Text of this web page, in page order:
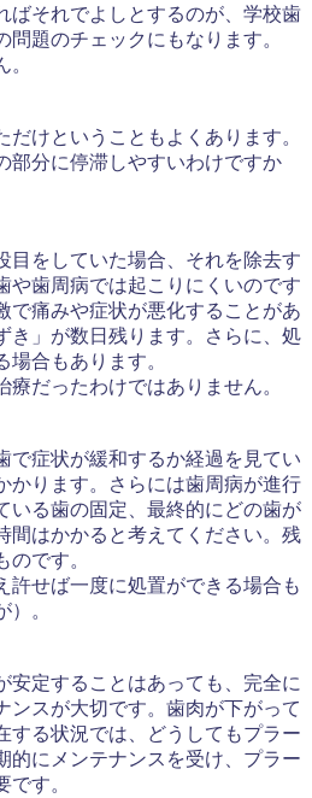
ばそれでよしとするのが、学校歯
題のチェックにもなります。
けということもよくあります。
部分に停滞しやすいわけですか
をしていた場合、それを除去す
や歯周病では起こりにくいのです
で痛みや症状が悪化することがあ
き」が数日残ります。さらに、処
合もあります。
だったわけではありません。
症状が緩和するか経過を見てい
かります。さらには歯周病が進行
いる歯の固定、最終的にどの歯が
間はかかると考えてください。残
です。
せば一度に処置ができる場合も
。
定することはあっても、完全に
ンスが大切です。歯肉が下がって
する状況では、どうしてもプラー
的にメンテナンスを受け、プラー
す。